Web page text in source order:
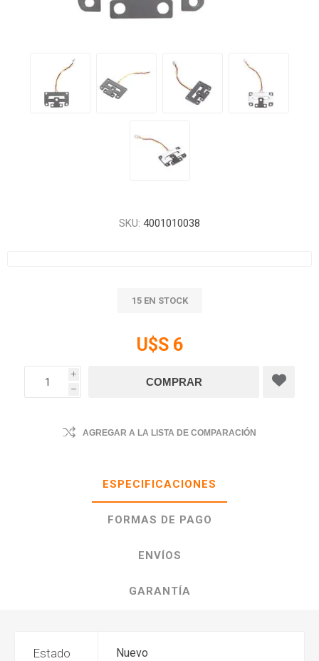
SKU: 4001010038
15 EN STOCK
U$S 6
i
h
AGREGAR A LA LISTA DE COMPARACIÓN
ESPECIFICACIONES
FORMAS DE PAGO
ENVÍOS
GARANTÍA
Estado Nuevo